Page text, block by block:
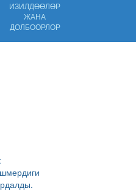
ИЗИЛДӨӨЛӨР
ЖАНА
ДОЛБООРЛОР